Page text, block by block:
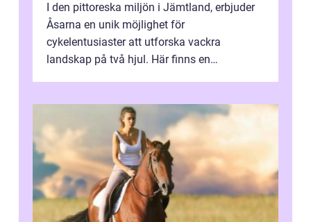
I den pittoreska miljön i Jämtland, erbjuder
Åsarna en unik möjlighet för
cykelentusiaster att utforska vackra
landskap på två hjul. Här finns en